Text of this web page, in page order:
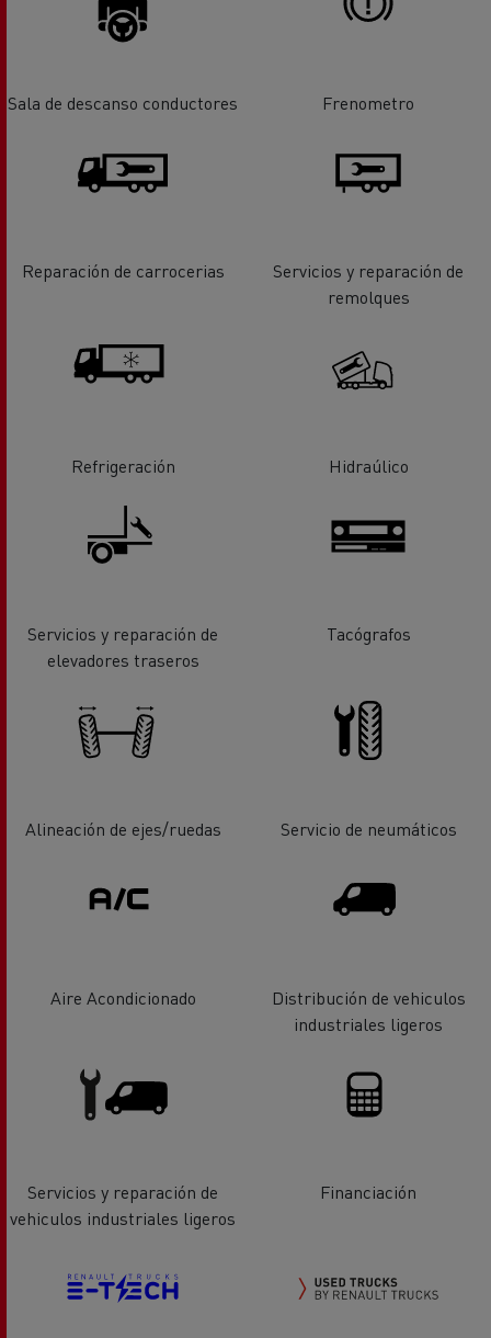
Sala de descanso conductores Frenometro
Reparación de carrocerias
Servicios y reparación de
remolques
Refrigeración Hidraúlico
Servicios y reparación de
elevadores traseros
Tacógrafos
Alineación de ejes/ruedas Servicio de neumáticos
Aire Acondicionado
Distribución de vehiculos
industriales ligeros
Servicios y reparación de
vehiculos industriales ligeros
Financiación